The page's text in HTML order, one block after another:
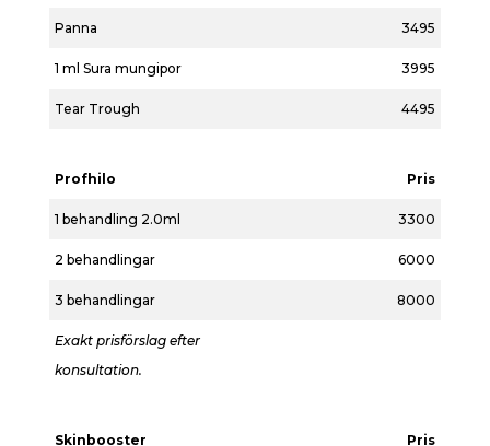
Panna 3495
1 ml Sura mungipor 3995
Tear Trough 4495
Profhilo Pris
1 behandling 2.0ml 3300
2 behandlingar 6000
3 behandlingar 8000
Exakt prisförslag efter
konsultation.
Skinbooster Pris